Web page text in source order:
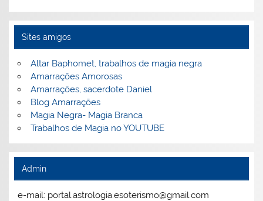
Sites amigos
Altar Baphomet, trabalhos de magia negra
Amarrações Amorosas
Amarrações, sacerdote Daniel
Blog Amarrações
Magia Negra- Magia Branca
Trabalhos de Magia no YOUTUBE
Admin
e-mail: portal.astrologia.esoterismo@gmail.com